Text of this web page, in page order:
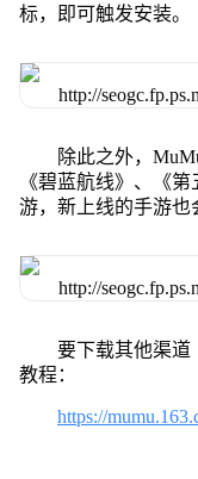
标，即可触发安装。
除此之外，
《碧蓝航线》、《
游，新上线的手游也
要下载其他渠道
教程：
https://